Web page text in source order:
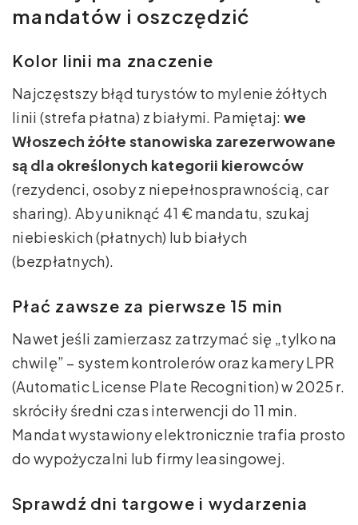
mandatów i oszczędzić
Kolor linii ma znaczenie
Najczęstszy błąd turystów to mylenie żółtych
linii (strefa płatna) z białymi. Pamiętaj: we
Włoszech żółte stanowiska zarezerwowane
są dla określonych kategorii kierowców
(rezydenci, osoby z niepełnosprawnością, car
sharing). Aby uniknąć 41 € mandatu, szukaj
niebieskich (płatnych) lub białych
(bezpłatnych).
Płać zawsze za pierwsze 15 min
Nawet jeśli zamierzasz zatrzymać się „tylko na
chwilę” – system kontrolerów oraz kamery LPR
(Automatic License Plate Recognition) w 2025 r.
skróciły średni czas interwencji do 11 min.
Mandat wystawiony elektronicznie trafia prosto
do wypożyczalni lub firmy leasingowej.
Sprawdź dni targowe i wydarzenia